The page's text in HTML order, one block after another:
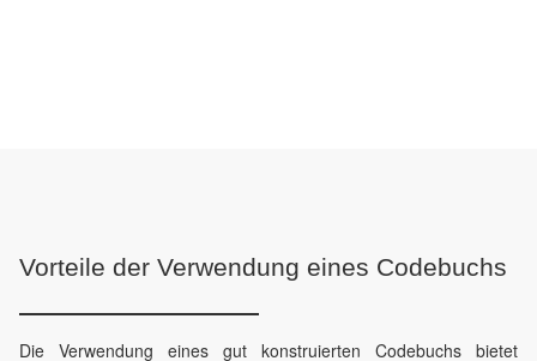
Vorteile der Verwendung eines Codebuchs
Die Verwendung eines gut konstruierten Codebuchs bietet